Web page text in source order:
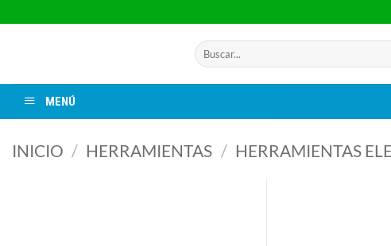
al
Buscar
por:
MENÚ
INICIO / HERRAMIENTAS / HERRAMIENTAS